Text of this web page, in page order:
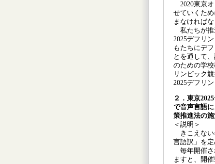
2020東京オ
せていくた
まなければな
私たちが推
2025デフリ
もたちにデ
とを通して
のための学
リンピック
2025デフリ
２．東京
で音声言語
策推進法の
＜説明＞
きこえない
言語訳」を
毎年開催さ
ますと、開